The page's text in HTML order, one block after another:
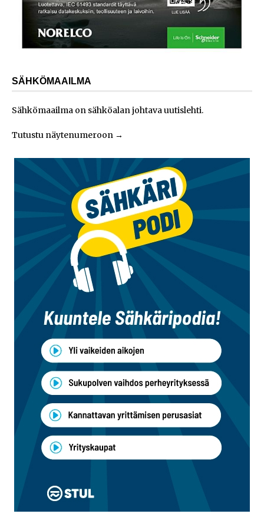
SÄHKÖMAAILMA
Sähkömaailma on sähköalan johtava uutislehti.
Tutustu näytenumeroon →